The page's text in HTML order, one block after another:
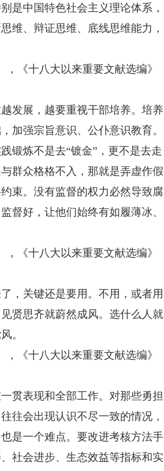
中国特色社会主义理论体系，
维、辩证思维、底线思维能力，
《十八大以来重要文献选编》
发展，越要重视干部培养。培养
加强宗旨意识、公仆意识教育。
锻炼不是去“镀金”，更不是去走
群众格格不入，那就是弄虚作假
束。没有监督的权力必然导致腐
督好，让他们始终有如履薄冰、
《十八大以来重要文献选编》
关键还是要用。不用，或者用
贤思齐就蔚然成风。选什么人就
。
《十八大以来重要文献选编》
表现和全部工作。对那些勇担
往会出现认识不尽一致的情况，
是一个难点。要改进考核方法手
社会进步、生态效益等指标和实